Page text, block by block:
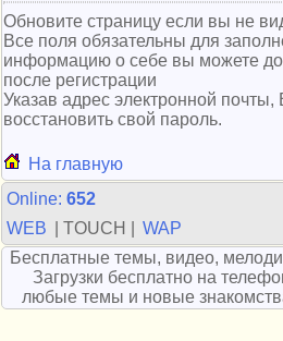
Обновите страницу если вы не
Все поля обязательны для
информацию о себе вы можете
после регистрации
Указав адрес электронной
восстановить свой пароль.
На главную
Online: 652
WEB
| TOUCH |
WAP
Бесплатные темы, видео,
Загрузки бесплатно на
любые темы и новые